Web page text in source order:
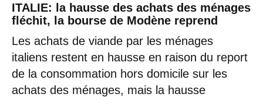
ITALIE: la hausse des achats des ménages
fléchit, la bourse de Modène reprend
Les achats de viande par les ménages
italiens restent en hausse en raison du report
de la consommation hors domicile sur les
achats des ménages, mais la hausse